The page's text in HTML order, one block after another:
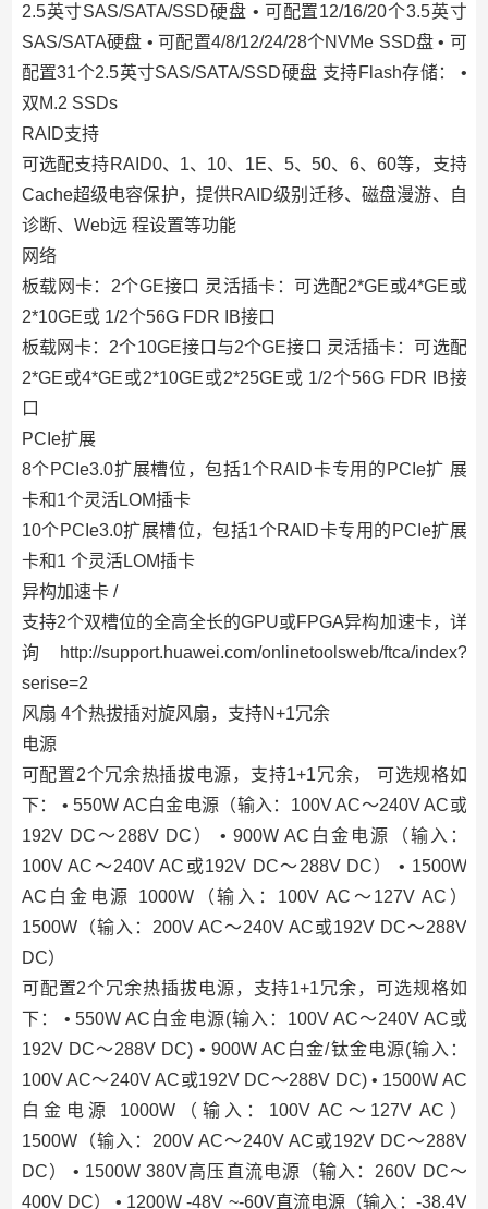
2.5英寸SAS/SATA/SSD硬盘 • 可配置12/16/20个3.5英寸
SAS/SATA硬盘 • 可配置4/8/12/24/28个NVMe SSD盘 • 可
配置31个2.5英寸SAS/SATA/SSD硬盘 支持Flash存储： •
双M.2 SSDs
RAID支持
可选配支持RAID0、1、10、1E、5、50、6、60等，支持
Cache超级电容保护，提供RAID级别迁移、磁盘漫游、自
诊断、Web远 程设置等功能
网络
板载网卡：2个GE接口 灵活插卡：可选配2*GE或4*GE或
2*10GE或 1/2个56G FDR IB接口
板载网卡：2个10GE接口与2个GE接口 灵活插卡：可选配
2*GE或4*GE或2*10GE或2*25GE或 1/2个56G FDR IB接
口
PCIe扩展
8个PCIe3.0扩展槽位，包括1个RAID卡专用的PCIe扩 展
卡和1个灵活LOM插卡
10个PCIe3.0扩展槽位，包括1个RAID卡专用的PCIe扩展
卡和1 个灵活LOM插卡
异构加速卡 /
支持2个双槽位的全高全长的GPU或FPGA异构加速卡，详
询 http://support.huawei.com/onlinetoolsweb/ftca/index?
serise=2
风扇 4个热拔插对旋风扇，支持N+1冗余
电源
可配置2个冗余热插拔电源，支持1+1冗余， 可选规格如
下： • 550W AC白金电源（输入：100V AC～240V AC或
192V DC～288V DC） • 900W AC白金电源（输入：
100V AC～240V AC或192V DC～288V DC） • 1500W
AC白金电源 1000W（输入：100V AC～127V AC）
1500W（输入：200V AC～240V AC或192V DC～288V
DC）
可配置2个冗余热插拔电源，支持1+1冗余，可选规格如
下： • 550W AC白金电源(输入：100V AC～240V AC或
192V DC～288V DC) • 900W AC白金/钛金电源(输入：
100V AC～240V AC或192V DC～288V DC) • 1500W AC
白金电源 1000W（输入：100V AC～127V AC）
1500W（输入：200V AC～240V AC或192V DC～288V
DC） • 1500W 380V高压直流电源（输入：260V DC～
400V DC） • 1200W -48V ~-60V直流电源（输入：-38.4V